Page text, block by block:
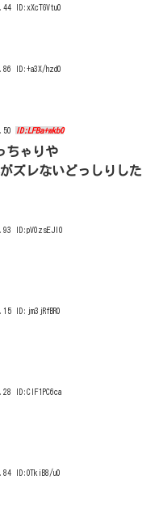
ID:xXcTGVtu0
ID:+a3X/hzd0
ID:LFBa+wkb0
ちゃりや
ズレないどっしりした
ID:pV0zsEJI0
ID:jm3jRfBR0
ID:CIF1PC6ca
ID:OTkiB8/u0